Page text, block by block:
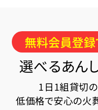
無料会員登録
選べるあん
1日1組貸切
低価格で安心の火